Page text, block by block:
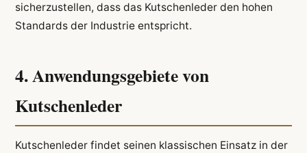
sicherzustellen, dass das Kutschenleder den hohen
Standards der Industrie entspricht.
4. Anwendungsgebiete von
Kutschenleder
Kutschenleder findet seinen klassischen Einsatz in der